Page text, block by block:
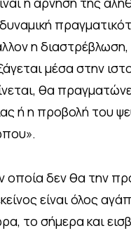
η
μέσα στην
θα
ή η προβολή του
οποία δεν θα την
είναι όλος
το σήμερα και